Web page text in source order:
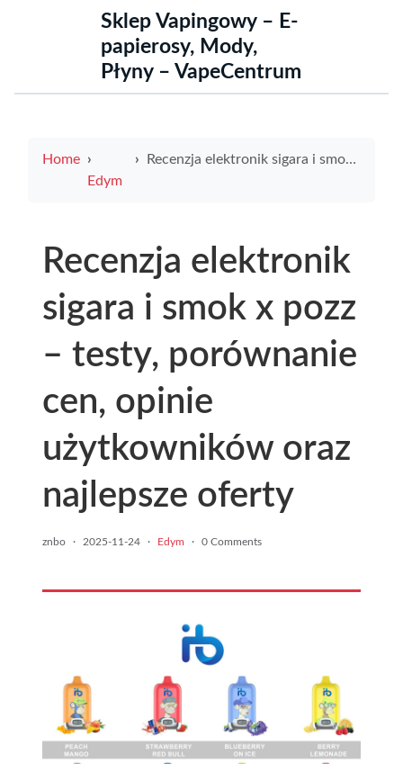
Sklep Vapingowy – E-
papierosy, Mody,
Płyny – VapeCentrum
Home
Edym
Recenzja elektronik sigara i smok x pozz – testy, porównanie cen, opinie użytkowników oraz najlepsze oferty
Recenzja elektronik
sigara i smok x pozz
– testy, porównanie
cen, opinie
użytkowników oraz
najlepsze oferty
znbo · 2025-11-24 · Edym · 0 Comments